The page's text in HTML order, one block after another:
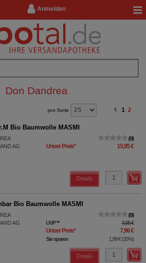
Anmelden
Don Dandrea
pro Seite 1 2
Bio Baumwolle MASMI
AG
0
Unser Preis* 15,95 €
Details
Bio Baumwolle MASMI
AG
0
UVP** 9,95 €
Unser Preis* 7,96 €
Sie sparen 1,99 €(20%)
Details